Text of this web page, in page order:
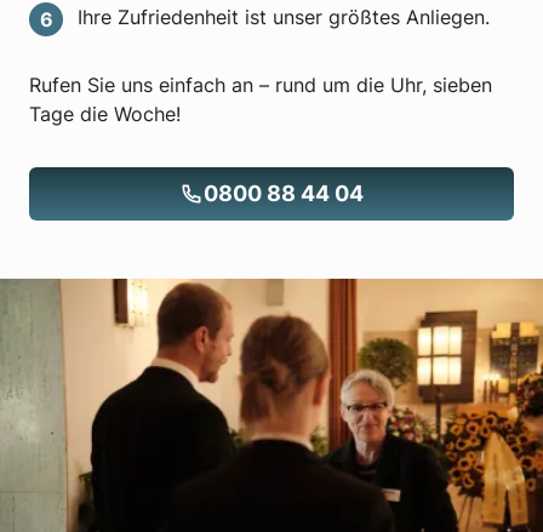
Ihre Zufriedenheit ist unser größtes Anliegen.
Rufen Sie uns einfach an – rund um die Uhr, sieben
Tage die Woche!
0800 88 44 04